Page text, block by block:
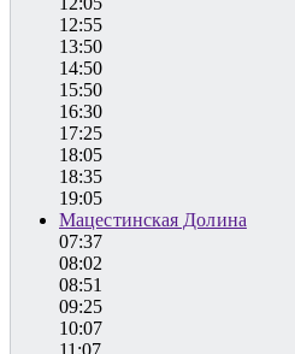
12:55
13:50
14:50
15:50
16:30
17:25
18:05
18:35
19:05
Мацестинская Долина
07:37
08:02
08:51
09:25
10:07